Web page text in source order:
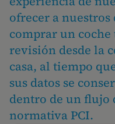
ofrecer a
comprar un
revisión desde la
casa, al tiempo
sus datos se
dentro de un flujo
normativa PCI.